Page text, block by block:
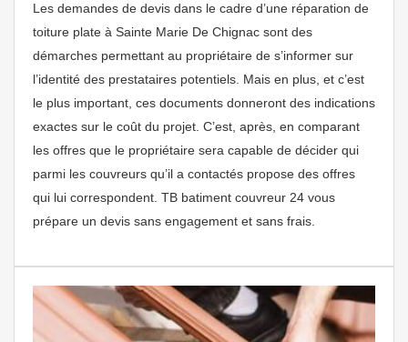
Les demandes de devis dans le cadre d’une réparation de
toiture plate à Sainte Marie De Chignac sont des
démarches permettant au propriétaire de s’informer sur
l’identité des prestataires potentiels. Mais en plus, et c’est
le plus important, ces documents donneront des indications
exactes sur le coût du projet. C’est, après, en comparant
les offres que le propriétaire sera capable de décider qui
parmi les couvreurs qu’il a contactés propose des offres
qui lui correspondent. TB batiment couvreur 24 vous
prépare un devis sans engagement et sans frais.